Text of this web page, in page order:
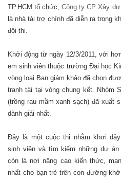
TP.HCM tổ chức,Công ty CP Xây
là nhà tài trợ chính đã diễn ra trong
đội thi.
Khởi động từ ngày 12/3/2011, với
em sinh viên thuộc trường Đại học
vòng loại Ban giám khảo đã chọn
tranh tài tại vòng chung kết. Nhóm
(trồng rau mầm xanh sạch) đã xuất
dành giải nhất.
Đây là một cuộc thi nhằm khơi
sinh viên và tìm kiếm những dự
còn là nơi nâng cao kiến thức,
nhất cho bạn trẻ trên con đường